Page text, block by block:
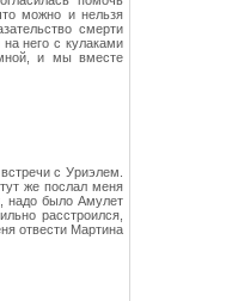
можно и нельзя
смерти
него с кулаками
мной, и мы вместе
с Уриэлем.
же послал меня
надо было Амулет
расстроился,
отвести Мартина